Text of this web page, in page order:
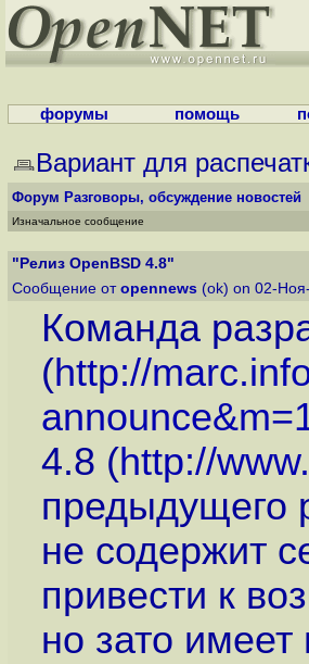
форумы помощь
Вариант для
Форум Разговоры, обсуждение новостей
Изначальное сообщение
"Релиз OpenBSD 4.8"
Сообщение от opennews (ok) on 02-
Команда
(http://
4.8 (http://
предыдущего
не содержит
привести к
но зато